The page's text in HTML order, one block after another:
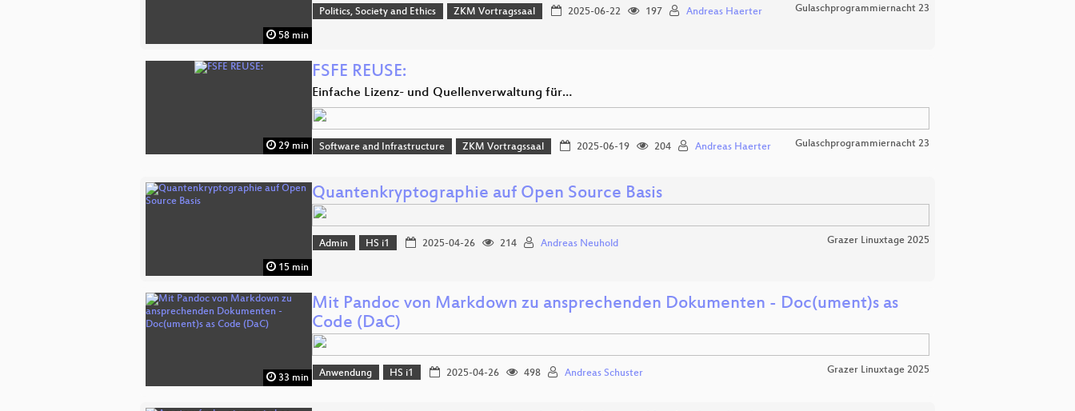
58 min
Politics, Society and Ethics ZKM Vortragssaal 2025-06-22 197 Andreas Haerter Gulaschprogrammiernacht 23
29 min
FSFE REUSE:
Einfache Lizenz- und Quellenverwaltung für…
Software and Infrastructure ZKM Vortragssaal 2025-06-19 204 Andreas Haerter Gulaschprogrammiernacht 23
15 min
Quantenkryptographie auf Open Source Basis
Admin HS i1 2025-04-26 214 Andreas Neuhold Grazer Linuxtage 2025
33 min
Mit Pandoc von Markdown zu ansprechenden Dokumenten - Doc(ument)s as
Code (DaC)
Anwendung HS i1 2025-04-26 498 Andreas Schuster Grazer Linuxtage 2025